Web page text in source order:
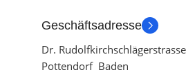
Geschäftsadresse
Dr.
Pottendorf Baden